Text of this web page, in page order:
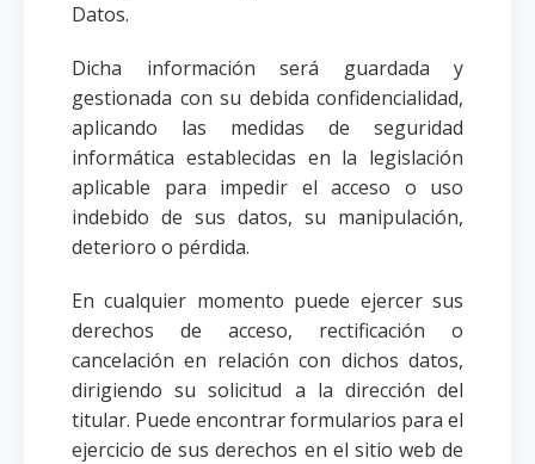
Datos.
Dicha información será guardada y
gestionada con su debida confidencialidad,
aplicando las medidas de seguridad
informática establecidas en la legislación
aplicable para impedir el acceso o uso
indebido de sus datos, su manipulación,
deterioro o pérdida.
En cualquier momento puede ejercer sus
derechos de acceso, rectificación o
cancelación en relación con dichos datos,
dirigiendo su solicitud a la dirección del
titular. Puede encontrar formularios para el
ejercicio de sus derechos en el sitio web de